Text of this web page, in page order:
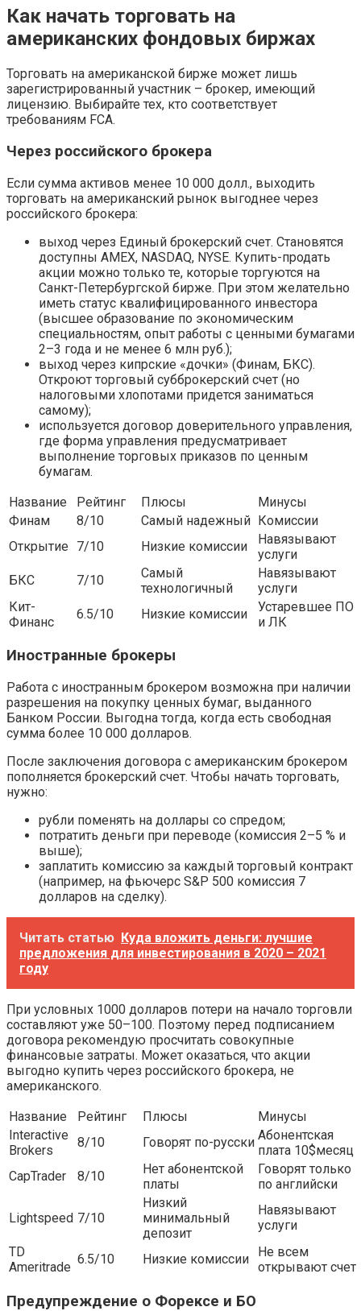
Как начать торговать на
американских фондовых биржах
Торговать на американской бирже может лишь
зарегистрированный участник – брокер, имеющий
лицензию. Выбирайте тех, кто соответствует
требованиям FCA.
Через российского брокера
Если сумма активов менее 10 000 долл., выходить
торговать на американский рынок выгоднее через
российского брокера:
выход через Единый брокерский счет. Становятся
доступны AMEX, NASDAQ, NYSE. Купить-продать
акции можно только те, которые торгуются на
Санкт-Петербургской бирже. При этом желательно
иметь статус квалифицированного инвестора
(высшее образование по экономическим
специальностям, опыт работы с ценными бумагами
2–3 года и не менее 6 млн руб.);
выход через кипрские «дочки» (Финам, БКС).
Откроют торговый субброкерский счет (но
налоговыми хлопотами придется заниматься
самому);
используется договор доверительного управления,
где форма управления предусматривает
выполнение торговых приказов по ценным
бумагам.
Название
Рейтинг Плюсы
Минусы
Финам
8/10 Самый надежный Комиссии
Открытие
7/10 Низкие комиссии
Навязывают
услуги
БКС
7/10
Самый
технологичный
Навязывают
услуги
Кит-
Финанс
6.5/10 Низкие комиссии
Устаревшее ПО
и ЛК
Иностранные брокеры
Работа с иностранным брокером возможна при наличии
разрешения на покупку ценных бумаг, выданного
Банком России. Выгодна тогда, когда есть свободная
сумма более 10 000 долларов.
После заключения договора с американским брокером
пополняется брокерский счет. Чтобы начать торговать,
нужно:
рубли поменять на доллары со спредом;
потратить деньги при переводе (комиссия 2–5 % и
выше);
заплатить комиссию за каждый торговый контракт
(например, на фьючерс S&P 500 комиссия 7
долларов на сделку).
Читать статью Куда вложить деньги: лучшие
предложения для инвестирования в 2020 – 2021
году
При условных 1000 долларов потери на начало торговли
составляют уже 50–100. Поэтому перед подписанием
договора рекомендую просчитать совокупные
финансовые затраты. Может оказаться, что акции
выгодно купить через российского брокера, не
американского.
Название
Рейтинг Плюсы
Минусы
Interactive
Brokers
8/10 Говорят по-русски Абонентская
плата 10$месяц
CapTrader
8/10
Нет абонентской
платы
Говорят только
по английски
Lightspeed 7/10
Низкий
минимальный
депозит
Навязывают
услуги
TD
Ameritrade
6.5/10 Низкие комиссии
Не всем
открывают счет
Предупреждение о Форексе и БО